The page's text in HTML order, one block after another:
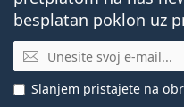
besplatan poklon uz
E-mail
Slanjem pristajete na